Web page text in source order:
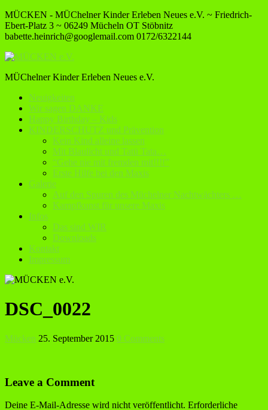
MÜCKEN - MÜChelner Kinder Erleben Neues e.V. ~ Friedrich-
Ebert-Platz 3 ~ 06249 Mücheln OT Stöbnitz
babette.heinrich@googlemail.com 0172/6322144
MÜChelner Kinder Erleben Neues e.V.
Neuigkeiten
Wir sagen DANKE
Happy Birthday – Kids
KINDERSCHUTZ und Prävention
Kein Kind alleine lassen
Mit Blaulicht und Tatü Tata…
“Gehe nie mit fremden mit!!!!”
Erste Hilfe bei den Maxis
Galerie
Auf den Spuren des Müchelner Nachtwächters …
Kampfkunst für unsere Maxis
Infos
Das sind WIR
Downloads
Kontakt
Impressum
DSC_0022
Mücken 25. September 2015 0 Comments
Leave a Comment
Deine E-Mail-Adresse wird nicht veröffentlicht. Erforderliche